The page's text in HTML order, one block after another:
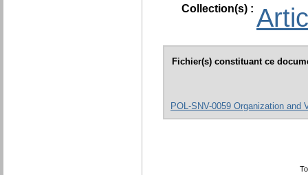
Collection(s) :
Fichier(s) constituant ce
POL-SNV-0059 Organization